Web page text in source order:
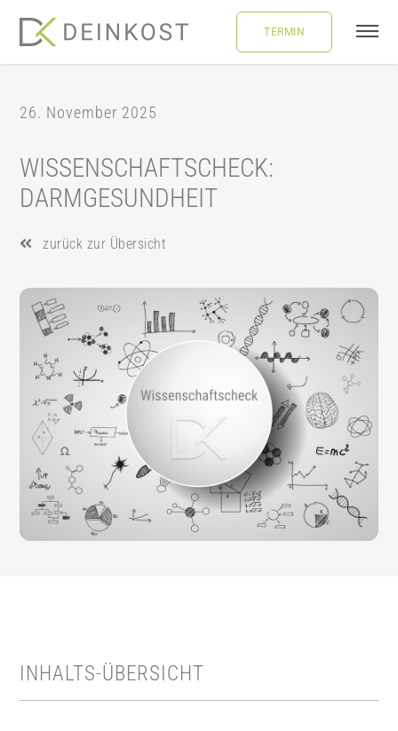
content
FAQ
BUCHUNG
LOGIN
TERMIN
26. November 2025
WISSENSCHAFTSCHECK:
DARMGESUNDHEIT
zurück zur Übersicht
INHALTS-ÜBERSICHT